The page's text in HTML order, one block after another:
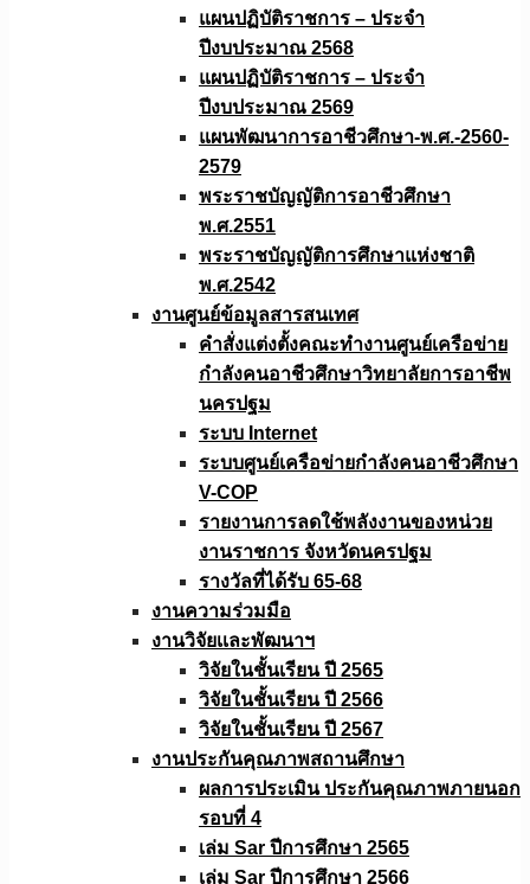
แผนปฏิบัติราชการ – ประจำ
ปีงบประมาณ 2568
แผนปฏิบัติราชการ – ประจำ
ปีงบประมาณ 2569
แผนพัฒนาการอาชีวศึกษา-พ.ศ.-2560-
2579
พระราชบัญญัติการอาชีวศึกษา
พ.ศ.2551
พระราชบัญญัติการศึกษาแห่งชาติ
พ.ศ.2542
งานศูนย์ข้อมูลสารสนเทศ
คำสั่งแต่งตั้งคณะทำงานศูนย์เครือข่าย
กำลังคนอาชีวศึกษาวิทยาลัยการอาชีพ
นครปฐม
ระบบ Internet
ระบบศูนย์เครือข่ายกำลังคนอาชีวศึกษา
V-COP
รายงานการลดใช้พลังงานของหน่วย
งานราชการ จังหวัดนครปฐม
รางวัลที่ได้รับ 65-68
งานความร่วมมือ
งานวิจัยเเละพัฒนาฯ
วิจัยในชั้นเรียน ปี 2565
วิจัยในชั้นเรียน ปี 2566
วิจัยในชั้นเรียน ปี 2567
งานประกันคุณภาพสถานศึกษา
ผลการประเมิน ประกันคุณภาพภายนอก
รอบที่ 4
เล่ม Sar ปีการศึกษา 2565
เล่ม Sar ปีการศึกษา 2566